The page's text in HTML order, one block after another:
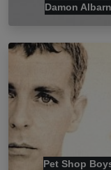
Damon Albarn
Pet Shop